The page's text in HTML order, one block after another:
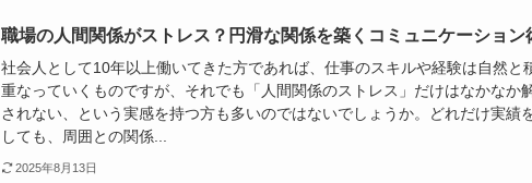
職場の人間関係がストレス？円滑な関係を築くコミュニケーション
社会人として10年以上働いてきた方であれば、仕事のスキルや経験は自然と
重なっていくものですが、それでも「人間関係のストレス」だけはなかなか
されない、という実感を持つ方も多いのではないでしょうか。どれだけ実績
しても、周囲との関係...
2025年8月13日